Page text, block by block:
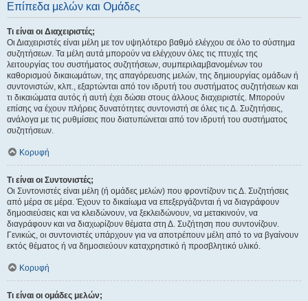
Επίπεδα μελών και Ομάδες
Τι είναι οι Διαχειριστές;
Οι Διαχειριστές είναι μέλη με τον υψηλότερο βαθμό ελέγχου σε όλο το σύστημα
συζητήσεων. Τα μέλη αυτά μπορούν να ελέγχουν όλες τις πτυχές της
λειτουργίας του συστήματος συζητήσεων, συμπεριλαμβανομένων του
καθορισμού δικαιωμάτων, της απαγόρευσης μελών, της δημιουργίας ομάδων ή
συντονιστών, κλπ., εξαρτώνται από τον ιδρυτή του συστήματος συζητήσεων και
τι δικαιώματα αυτός ή αυτή έχει δώσει στους άλλους διαχειριστές. Μπορούν
επίσης να έχουν πλήρεις δυνατότητες συντονιστή σε όλες τις Δ. Συζητήσεις,
ανάλογα με τις ρυθμίσεις που διατυπώνεται από τον ιδρυτή του συστήματος
συζητήσεων.
Κορυφή
Τι είναι οι Συντονιστές;
Οι Συντονιστές είναι μέλη (ή ομάδες μελών) που φροντίζουν τις Δ. Συζητήσεις
από μέρα σε μέρα. Έχουν το δικαίωμα να επεξεργάζονται ή να διαγράφουν
δημοσιεύσεις και να κλειδώνουν, να ξεκλειδώνουν, να μετακινούν, να
διαγράφουν και να διαχωρίζουν θέματα στη Δ. Συζήτηση που συντονίζουν.
Γενικώς, οι συντονιστές υπάρχουν για να αποτρέπουν μέλη από το να βγαίνουν
εκτός θέματος ή να δημοσιεύουν καταχρηστικό ή προσβλητικό υλικό.
Κορυφή
Τι είναι οι ομάδες μελών;